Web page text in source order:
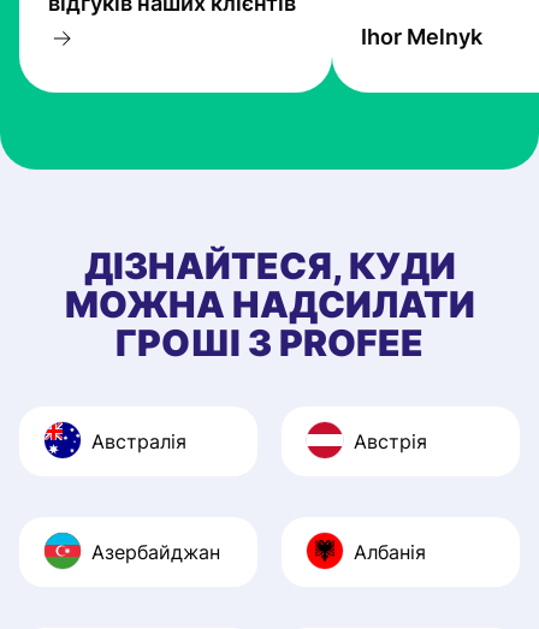
один з кращих.
Ihor Melnyk
ДІЗНАЙТЕСЯ, КУДИ
МОЖНА НАДСИЛАТИ
ГРОШІ З PROFEE
Австралія Австрія
Азербайджан Албанія